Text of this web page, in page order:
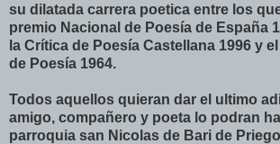
su dilatada carrera poetica entre los
premio Nacional de Poesía de España
la Crítica de Poesía Castellana 1996 y
de Poesía 1964.
Todos aquellos quieran dar el ultimo
amigo, compañero y poeta lo podran
parroquia san Nicolas de Bari de